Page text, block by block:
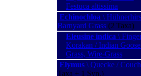
Festuca altissima
Echinochloa \
Barnyard Grass (2 Taxa)
Eleusine indica \
Korakan / Indian
Grass, Wire-Grass
Elymus \ Quecke / Couch
Taxa + 1 Syn.)